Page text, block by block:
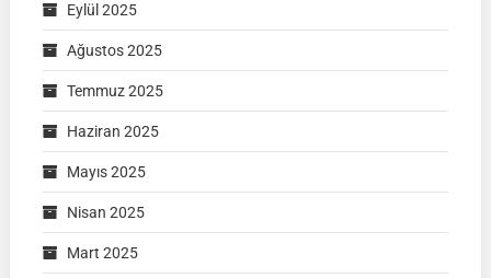
Eylül 2025
Ağustos 2025
Temmuz 2025
Haziran 2025
Mayıs 2025
Nisan 2025
Mart 2025